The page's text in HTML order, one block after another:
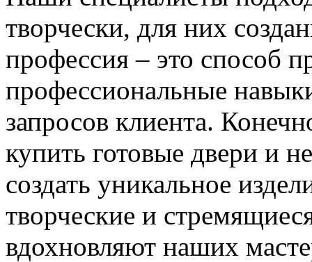
творчески, для них
профессия – это способ
профессиональные
запросов клиента.
купить готовые двери и
создать уникальное
творческие и
вдохновляют наших